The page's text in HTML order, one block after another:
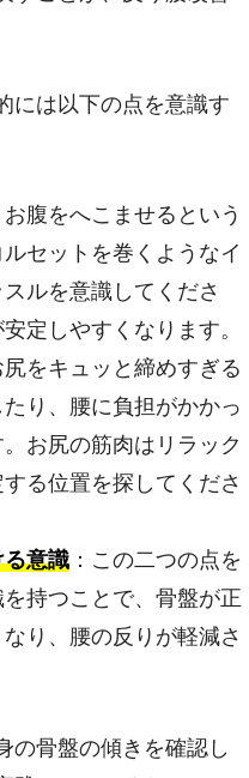
には以下の点を意識す
お腹をへこませるという
セットを巻くようなイ
ルを意識してくださ
定しやすくなります。
尻をキュッと締めすぎる
り、腰に負担がかかっ
お尻の筋肉はリラック
る位置を探してくださ
意識 ：この二つの点を
持つことで、骨盤が正
り、腰の反りが軽減さ
の骨盤の傾きを確認し